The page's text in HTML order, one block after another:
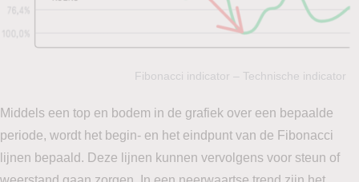
Fibonacci indicator – Technische indicator
Middels een top en bodem in de grafiek over een bepaalde
periode, wordt het begin- en het eindpunt van de Fibonacci
lijnen bepaald. Deze lijnen kunnen vervolgens voor steun of